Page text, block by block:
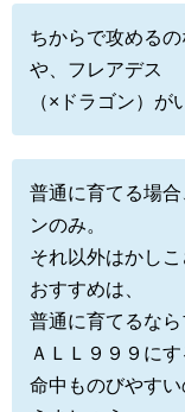
ちからで攻める
や、フレアデス
（×ドラゴン）が
普通に育てる場
ンのみ。
それ以外はかし
おすすめは、
普通に育てるなら
ＡＬＬ９９９に
命中ものびやす